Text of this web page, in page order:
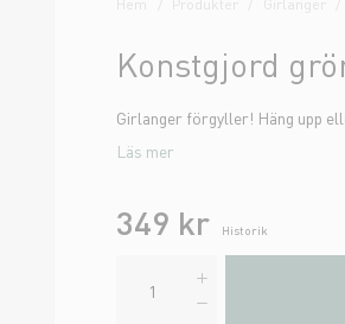
Konstgjord
Girlanger förgyller! Häng upp
Läs mer
349 kr Historik